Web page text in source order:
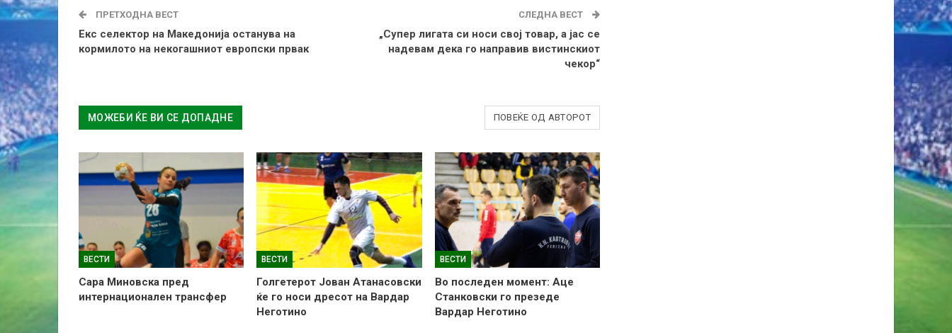
ПРЕТХОДНА ВЕСТ
Екс селектор на Македонија останува на
кормилото на некогашниот европски првак
СЛЕДНА ВЕСТ
„Супер лигата си носи свој товар, а јас се
надевам дека го направив вистинскиот
чекор“
МОЖЕБИ ЌЕ ВИ СЕ ДОПАДНЕ ПОВЕЌЕ ОД АВТОРОТ
ВЕСТИ
Сара Миновска пред
интернационален трансфер
ВЕСТИ
Голгетерот Јован Атанасовски
ќе го носи дресот на Вардар
Неготино
ВЕСТИ
Во последен момент: Аце
Станковски го презеде
Вардар Неготино